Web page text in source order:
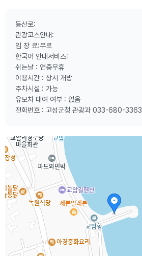
등산로:
관광코스안내:
입 장 료:무료
한국어 안내서비스:
쉬는날 : 연중무휴
이용시간 : 상시 개방
주차시설 : 가능
유모차 대여 여부 : 없음
전화번호 : 고성군청 관광과 033-680-3363